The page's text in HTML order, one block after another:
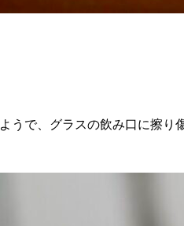
うで、グラスの飲み口に擦り